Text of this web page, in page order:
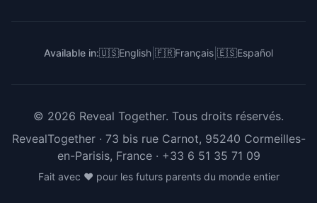
Available in:🇺🇸English 🇫🇷Français 🇪🇸Español
© 2026 Reveal Together. Tous droits réservés.
RevealTogether · 73 bis rue Carnot, 95240 Cormeilles-
en-Parisis, France · +33 6 51 35 71 09
Fait avec ❤️ pour les futurs parents du monde entier